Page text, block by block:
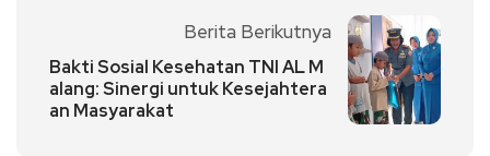
Berita Berikutnya
Bakti Sosial Kesehatan TNI AL M
alang: Sinergi untuk Kesejahtera
an Masyarakat